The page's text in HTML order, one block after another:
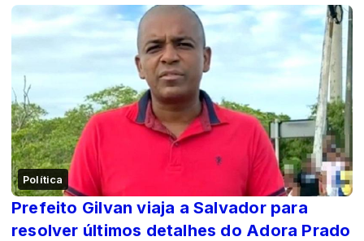
Política
Prefeito Gilvan viaja a Salvador para
resolver últimos detalhes do Adora Prado